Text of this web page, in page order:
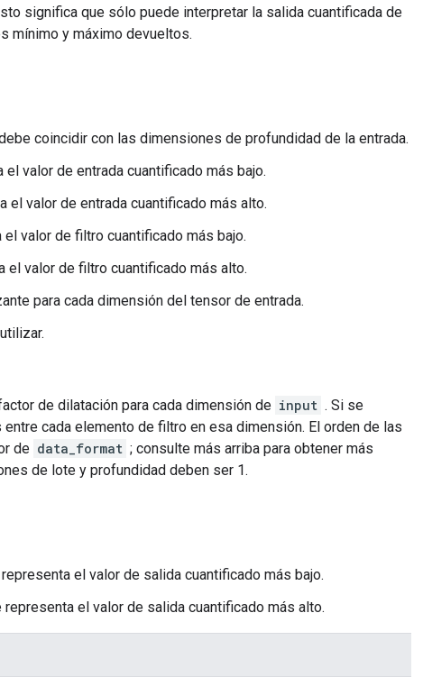
significa que sólo puede interpretar la salida cuantificada de
mínimo y máximo devueltos.
coincidir con las dimensiones de profundidad de la entrada.
valor de entrada cuantificado más bajo.
el valor de entrada cuantificado más alto.
valor de filtro cuantificado más bajo.
el valor de filtro cuantificado más alto.
para cada dimensión del tensor de entrada.
de dilatación para cada dimensión de input . Si se
cada elemento de filtro en esa dimensión. El orden de las
de data_format ; consulte más arriba para obtener más
de lote y profundidad deben ser 1.
el valor de salida cuantificado más bajo.
el valor de salida cuantificado más alto.